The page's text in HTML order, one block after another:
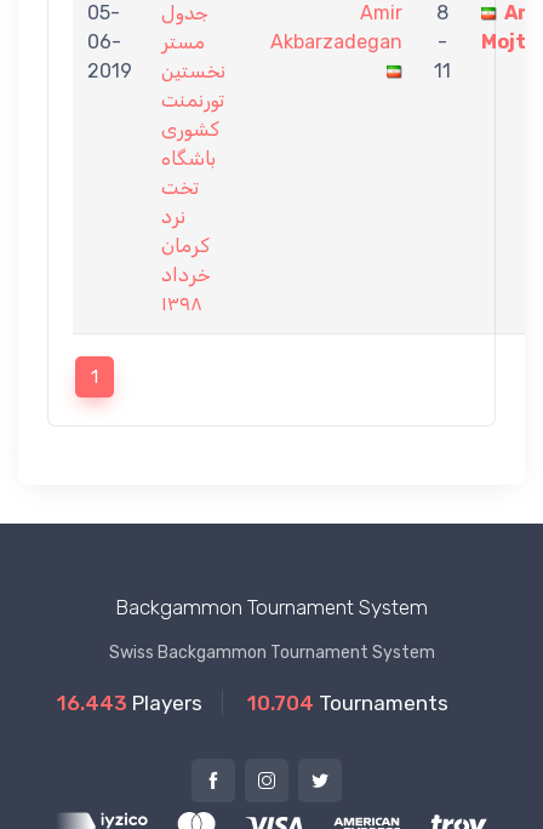
05-
06-
2019
جدول
مستر
نخستين
تورنمنت
كشورى
باشگاه
تخت
نرد
كرمان
خرداد
١٣٩٨
Amir
Akbarzadegan
8
-
11
1
Backgammon Tournament System
Swiss Backgammon Tournament System
16.443 Players 10.704 Tournaments